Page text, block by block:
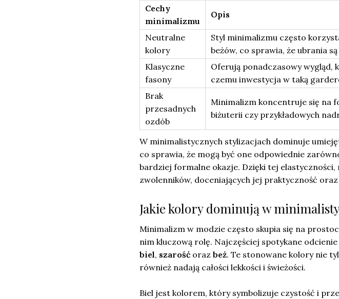
Cechy
minimalizmu
Opis
Neutralne
kolory
Styl minimalizmu często
beżów, co sprawia, że ubrania
Klasyczne
fasony
Oferują ponadczasowy wygląd,
czemu inwestycja w taką
Brak
przesadnych
ozdób
Minimalizm koncentruje się na
biżuterii czy przykładowych
W minimalistycznych stylizacjach dominuje
co sprawia, że mogą być one odpowiednie
bardziej formalne okazje. Dzięki tej elastyczności,
zwolenników, doceniających jej praktyczność
Jakie kolory dominują w
Minimalizm w modzie często skupia się na
nim kluczową rolę. Najczęściej spotykane
biel, szarość oraz beż. Te stonowane kolory nie
również nadają całości lekkości i świeżości.
Biel jest kolorem, który symbolizuje czystość i